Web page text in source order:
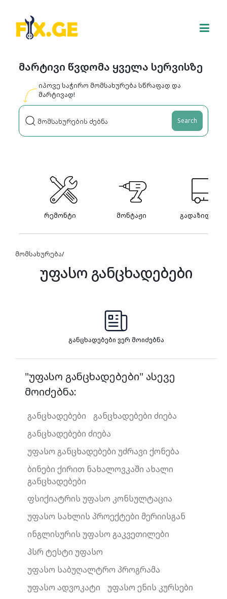
მარტივი წვდომა ყველა სერვისზე
იპოვე საჭირო მომსახურება სწრაფად და
მარტივად!
Search
რემონტი მონტაჟი გადაზიდვები
მომსახურება/
უფასო განცხადებები
განცხადებები ვერ მოიძებნა
"უფასო განცხადებები" ასევე
მოიძებნა:
განცხადებები
განცხადებები ძიება
განცხადებები ძიება
უფასო განცხადებები უძრავი ქონება
ბინები ქირით ნახალოვკაში ახალი
განცხადებები
ფსიქიატრის უფასო კონსულტაცია
უფასო სახლის პროექტები მერიისგან
ინგლისურის უფასო გაკვეთილები
პსრ ტესტი უფასო
უფასო საბუღალტრო პროგრამა
უფასო ადვოკატი
უფასო ენის კურსები